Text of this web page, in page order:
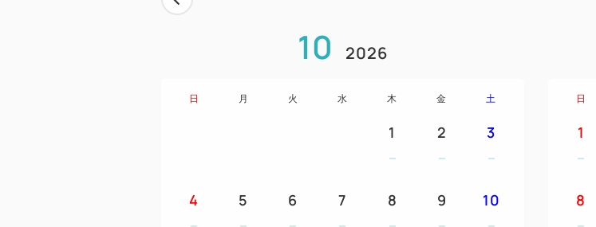
10 2026
日 月 火 水 木 金 土
1 2 3
4 5 6 7 8 9 10
日
1
8